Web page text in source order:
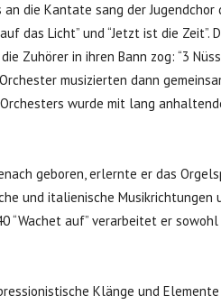
an die Kantate sang der
das Licht” und “Jetzt ist die Zeit”.
Zuhörer in ihren Bann zog: “3
musizierten dann
wurde mit lang
geboren, erlernte er das
und italienische Musikrichtungen
“Wachet auf” verarbeitet er
Klänge und Elemente